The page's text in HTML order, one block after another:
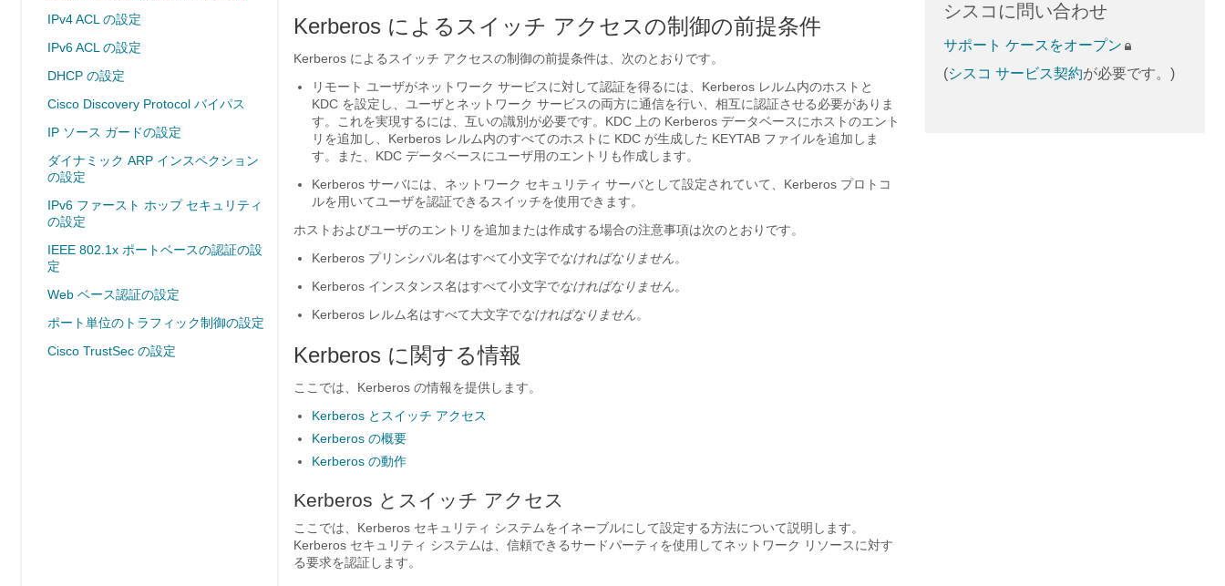
IPv4 ACL の設定
IPv6 ACL の設定
DHCP の設定
Cisco Discovery Protocol バイパス
IP ソース ガードの設定
ダイナミック ARP インスペクション
の設定
IPv6 ファースト ホップ セキュリティ
の設定
IEEE 802.1x ポートベースの認証の設
定
Web ベース認証の設定
ポート単位のトラフィック制御の設定
Cisco TrustSec の設定
Kerberos によるスイッチ アクセスの制御の前提条件
Kerberos によるスイッチ アクセスの制御の前提条件は、次のとおりです。
リモート ユーザがネットワーク サービスに対して認証を得るには、Kerberos レルム内のホストと
KDC を設定し、ユーザとネットワーク サービスの両方に通信を行い、相互に認証させる必要がありま
す。これを実現するには、互いの識別が必要です。KDC 上の Kerberos データベースにホストのエント
リを追加し、Kerberos レルム内のすべてのホストに KDC が生成した KEYTAB ファイルを追加しま
す。また、KDC データベースにユーザ用のエントリも作成します。
Kerberos サーバには、ネットワーク セキュリティ サーバとして設定されていて、Kerberos プロトコ
ルを用いてユーザを認証できるスイッチを使用できます。
ホストおよびユーザのエントリを追加または作成する場合の注意事項は次のとおりです。
Kerberos プリンシパル名はすべて小文字でなければなりません。
Kerberos インスタンス名はすべて小文字でなければなりません。
Kerberos レルム名はすべて大文字でなければなりません。
Kerberos に関する情報
ここでは、Kerberos の情報を提供します。
Kerberos とスイッチ アクセス
Kerberos の概要
Kerberos の動作
Kerberos とスイッチ アクセス
ここでは、Kerberos セキュリティ システムをイネーブルにして設定する方法について説明します。
Kerberos セキュリティ システムは、信頼できるサードパーティを使用してネットワーク リソースに対す
る要求を認証します。
シスコに問い合わせ
サポート ケースをオープン
(シスコ サービス契約が必要です。)